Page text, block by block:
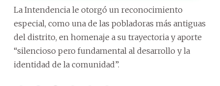
La Intendencia le otorgó un reconocimiento
especial, como una de las pobladoras más antiguas
del distrito, en homenaje a su trayectoria y aporte
“silencioso pero fundamental al desarrollo y la
identidad de la comunidad”.